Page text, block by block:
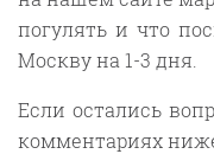
погулять и что
Москву на 1-3 дня.
Если остались
комментариях